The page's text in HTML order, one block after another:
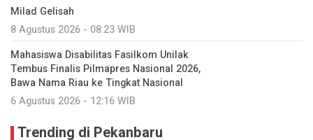
Milad Gelisah
8 Agustus 2026 - 08:23 WIB
Mahasiswa Disabilitas Fasilkom Unilak
Tembus Finalis Pilmapres Nasional 2026,
Bawa Nama Riau ke Tingkat Nasional
6 Agustus 2026 - 12:16 WIB
Trending di Pekanbaru